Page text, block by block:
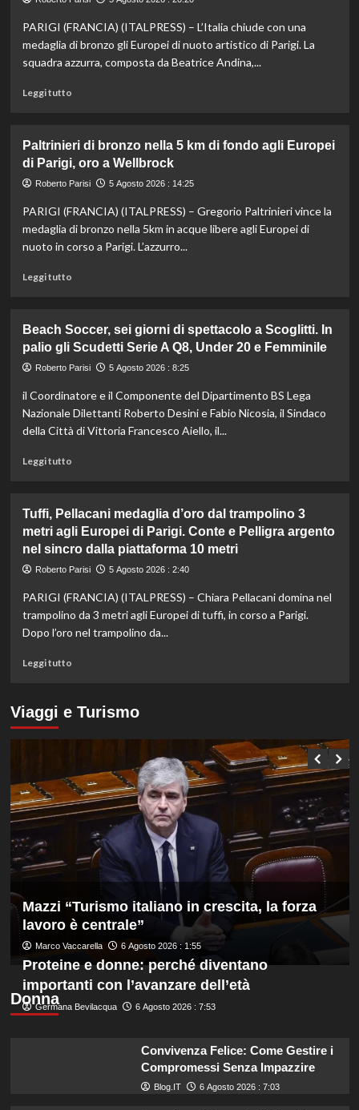
al
Masters
1000
due
set
PARIGI (FRANCIA) (ITALPRESS) – L’Italia chiude con una
medaglia di bronzo gli Europei di nuoto artistico di Parigi. La
squadra azzurra, composta da Beatrice Andina,...
Leggi tuttoLeggi
Nuoto
artistico,
l’Italia
il
bronzo
europeo
Paltrinieri di bronzo nella 5 km di fondo agli Europei
di Parigi, oro a Wellbrock
Roberto Parisi 5 Agosto 2026 : 14:25
PARIGI (FRANCIA) (ITALPRESS) – Gregorio Paltrinieri vince la
medaglia di bronzo nella 5km in acque libere agli Europei di
nuoto in corso a Parigi. L’azzurro...
Leggi tuttoLeggi
Paltrinieri
di
bronzo
5
km
di
oro
a
Wellbrock
Beach Soccer, sei giorni di spettacolo a Scoglitti. In
palio gli Scudetti Serie A Q8, Under 20 e Femminile
Roberto Parisi 5 Agosto 2026 : 8:25
il Coordinatore e il Componente del Dipartimento BS Lega
Nazionale Dilettanti Roberto Desini e Fabio Nicosia, il Sindaco
della Città di Vittoria Francesco Aiello, il...
Leggi tuttoLeggi
Beach
Soccer,
sei
giorni
spettacolo
a
Scoglitti.
A
e
Femminile
Tuffi, Pellacani medaglia d’oro dal trampolino 3
metri agli Europei di Parigi. Conte e Pelligra argento
nel sincro dalla piattaforma 10 metri
Roberto Parisi 5 Agosto 2026 : 2:40
PARIGI (FRANCIA) (ITALPRESS) – Chiara Pellacani domina nel
trampolino da 3 metri agli Europei di tuffi, in corso a Parigi.
Dopo l’oro nel trampolino da...
Leggi tuttoLeggi
su
Tuffi,
Pellacani
dal
trampolino
3
Europei
Conte
e
argento
nel
sincro
piattaforma
Viaggi e Turismo
Mazzi “Turismo italiano in crescita, la forza
lavoro è centrale”
Marco Vaccarella 6 Agosto 2026 : 1:55
Donna
Proteine e donne: perché diventano
importanti con l’avanzare dell’età
Germana Bevilacqua 6 Agosto 2026 : 7:53
Convivenza Felice: Come Gestire i
Compromessi Senza Impazzire
Blog.IT 6 Agosto 2026 : 7:03